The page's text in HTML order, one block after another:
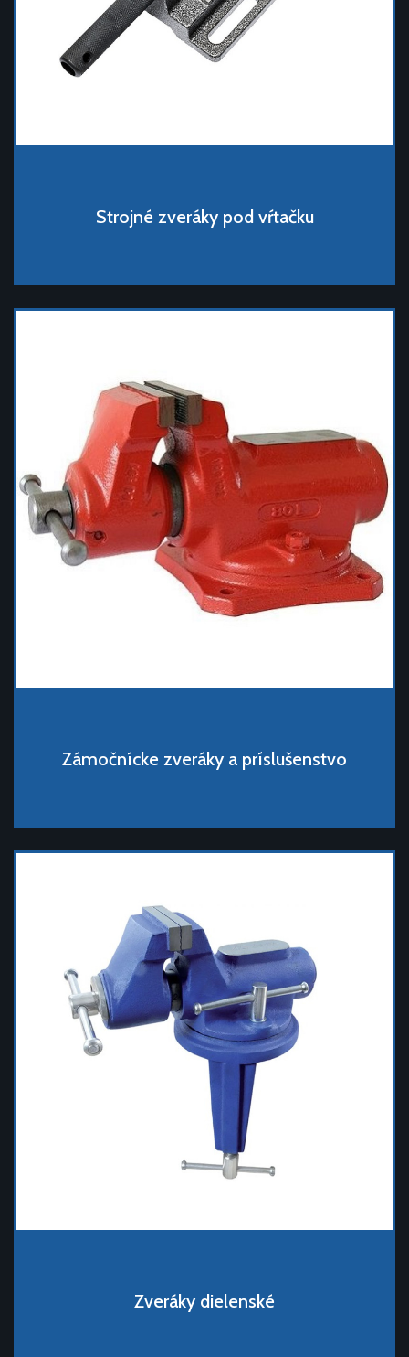
Strojné zveráky pod vŕtačku
Zámočnícke zveráky a príslušenstvo
Zveráky dielenské